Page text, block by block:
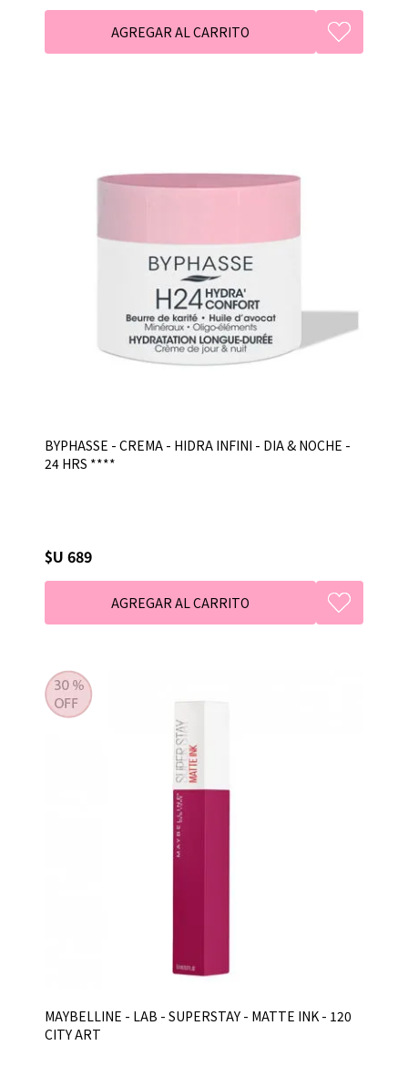
BYPHASSE - CREMA - HIDRA INFINI - DIA & NOCHE -
24 HRS ****
$U 689
MAYBELLINE - LAB - SUPERSTAY - MATTE INK - 120
CITY ART